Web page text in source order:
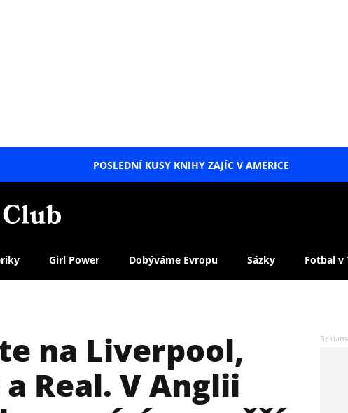
POSLEDNÍ KUSY KNIHY ZAJÍC V AMERICE
Girl Power Dobýváme Evropu Sázky Fotbal v
na Liverpool,
Real. V Anglii